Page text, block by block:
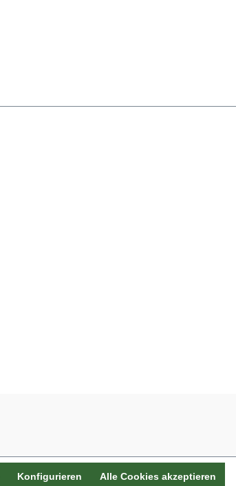
Konfigurieren Alle Cookies akzeptieren